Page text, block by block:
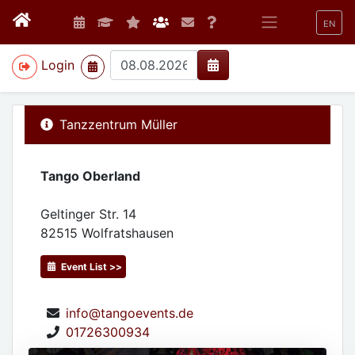
EN
Login
>
Tanzzentrum Müller
Tango Oberland
Geltinger Str. 14
82515 Wolfratshausen
Event List >>
info@tangoevents.de
01726300934